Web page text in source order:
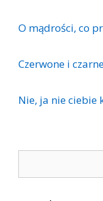
O mądrości, co
Czerwone i
Nie, ja nie ciebie